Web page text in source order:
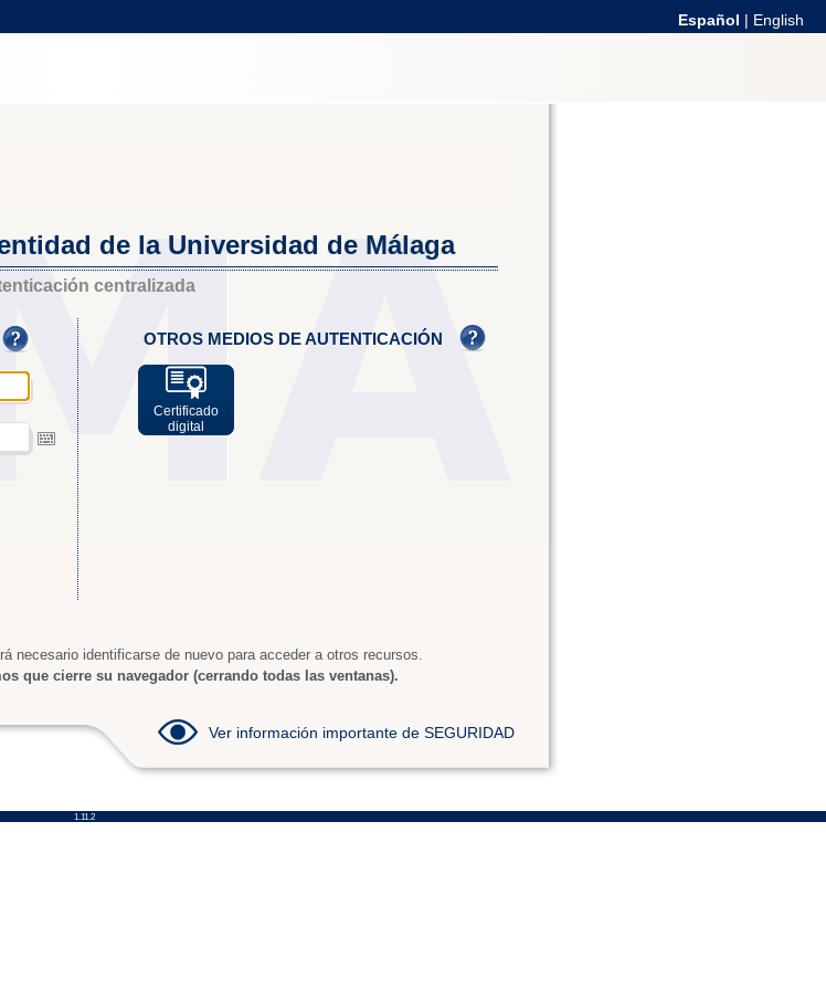
Español | English
de la Universidad de Málaga
centralizada
OTROS MEDIOS DE AUTENTICACIÓN
Certificado
digital
necesario identificarse de nuevo para acceder a otros recursos.
que cierre su navegador (cerrando todas las ventanas).
Ver información importante de SEGURIDAD
1.11.2